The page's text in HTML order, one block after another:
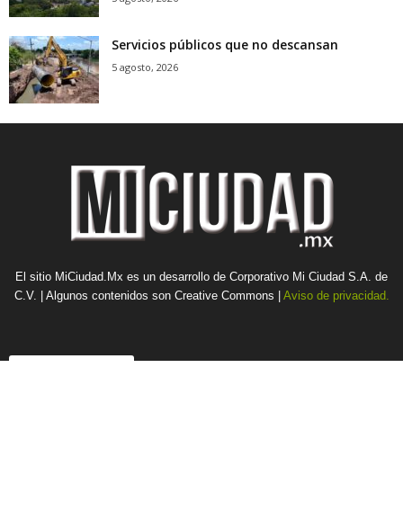
Servicios públicos que no descansan
5 agosto, 2026
El sitio MiCiudad.Mx es un desarrollo de Corporativo Mi Ciudad S.A. de
C.V. | Algunos contenidos son Creative Commons | Aviso de privacidad.